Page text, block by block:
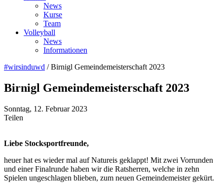
News
Kurse
Team
Volleyball
News
Informationen
#wirsinduwd /Birnigl Gemeindemeisterschaft 2023
Birnigl Gemeindemeisterschaft 2023
Sonntag, 12. Februar 2023
Teilen
Liebe Stocksportfreunde,
heuer hat es wieder mal auf Natureis geklappt! Mit zwei Vorrunden
und einer Finalrunde haben wir die Ratsherren, welche in zehn
Spielen ungeschlagen blieben, zum neuen Gemeindemeister gekürt.